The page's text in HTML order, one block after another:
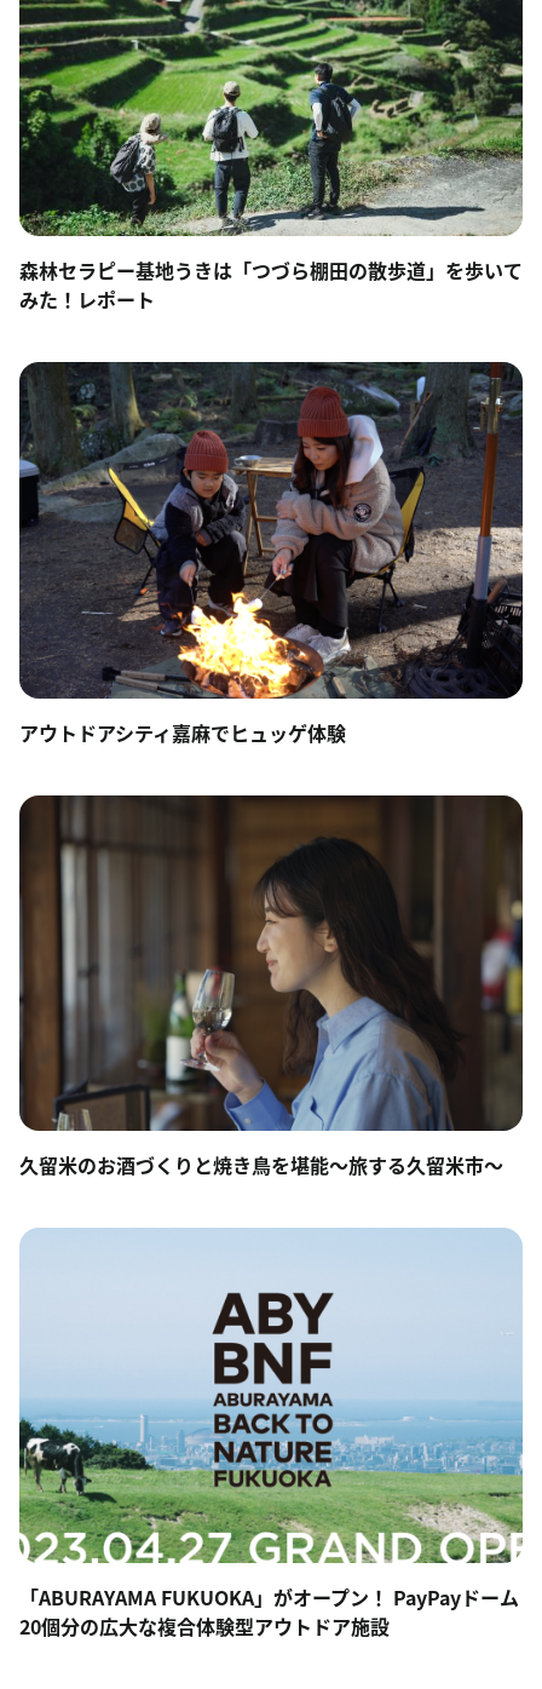
森林セラピー基地うきは「つづら棚田の散歩道」を歩いて
みた！レポート
アウトドアシティ嘉麻でヒュッゲ体験
久留米のお酒づくりと焼き鳥を堪能〜旅する久留米市～
「ABURAYAMA FUKUOKA」がオープン！ PayPayドーム
20個分の広大な複合体験型アウトドア施設